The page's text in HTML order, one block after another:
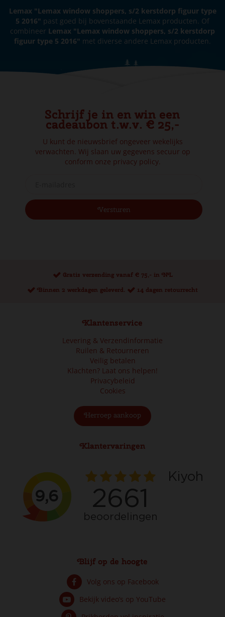
Lemax "Lemax window shoppers, s/2 kerstdorp figuur type
5 2016" past goed bij bovenstaande Lemax producten. Of
combineer Lemax "Lemax window shoppers, s/2 kerstdorp
figuur type 5 2016" met diverse andere Lemax producten.
Schrijf je in en win een
cadeaubon t.w.v. € 25,-
U kunt de nieuwsbrief ongeveer wekelijks
verwachten. Wij slaan uw gegevens secuur op
conform onze privacy policy.
Gratis verzending vanaf € 75,- in NL
Binnen 2 werkdagen geleverd.
14 dagen retourrecht
Klantenservice
Levering & Verzendinformatie
Ruilen & Retourneren
Veilig betalen
Klachten? Laat ons helpen!
Privacybeleid
Cookies
Herroep aankoop
Klantervaringen
Blijf op de hoogte
Volg ons op Facebook
Bekijk video’s op YouTube